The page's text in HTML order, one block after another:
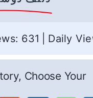
631 Daily
Choose Your